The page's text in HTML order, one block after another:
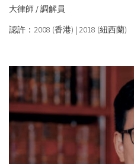
大律師 / 調解員
認許：2008 (香港) | 2018 (紐西蘭)